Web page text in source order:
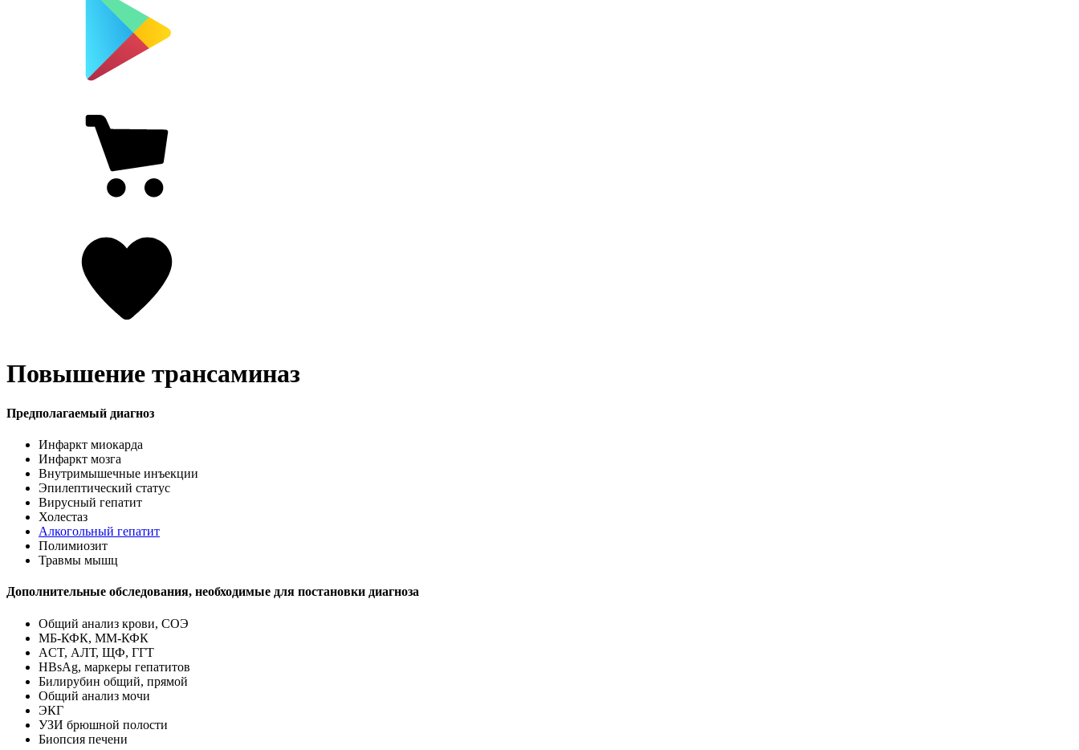
Повышение трансаминаз
Предполагаемый диагноз
Инфаркт миокарда
Инфаркт мозга
Внутримышечные инъекции
Эпилептический статус
Вирусный гепатит
Холестаз
Алкогольный гепатит
Полимиозит
Травмы мышц
Дополнительные обследования, необходимые для постановки диагноза
Общий анализ крови, СОЭ
МБ-КФК, ММ-КФК
ACT, АЛТ, ЩФ, ГГТ
HBsAg, маркеры гепатитов
Билирубин общий, прямой
Общий анализ мочи
ЭКГ
УЗИ брюшной полости
Биопсия печени